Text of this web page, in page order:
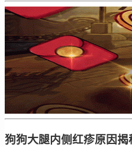
狗狗大腿内侧红疹原因